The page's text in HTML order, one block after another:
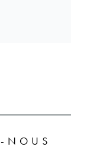
NOUS